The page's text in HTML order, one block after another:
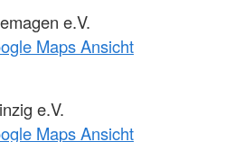
e.V.
Maps Ansicht
e.V.
Maps Ansicht